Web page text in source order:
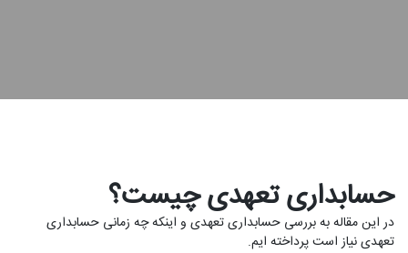
حسابداری تعهدی چیست؟
در این مقاله به بررسی حسابداری تعهدی و اینکه چه زمانی حسابداری
تعهدی نیاز است پرداخته ایم.